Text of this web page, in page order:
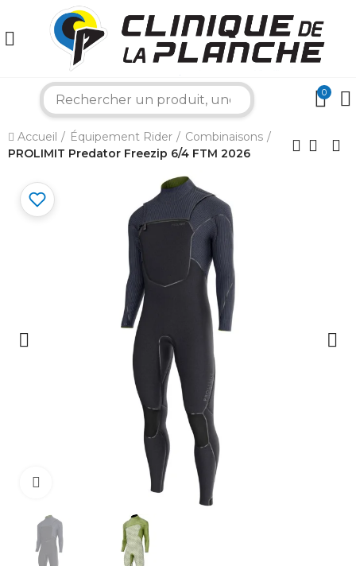
0
Accueil Équipement Rider
Combinaisons
PROLIMIT Predator Freezip 6/4 FTM 2026
Cliquez pour agrandir
×
Bonjour ! Je suis votre expert nautique.